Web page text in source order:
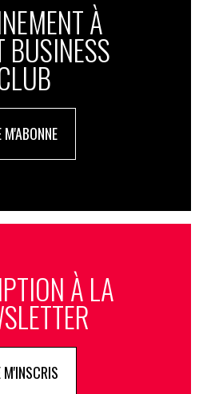
À
BUSINESS
M'ABONNE
À LA
M'INSCRIS